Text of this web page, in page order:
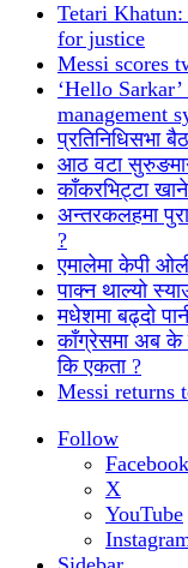
Tetari
for justice
Messi scores
‘Hello
management
प्रतिनिधिसभा
आठ वटा
काँकरभिट्टा
अन्तरकलहमा
?
एमालेमा केपी
पाक्न थाल्यो
मधेशमा बढ्दो
काँग्रेसमा अब के
कि एकता ?
Messi returns
Follow
Facebook
X
YouTube